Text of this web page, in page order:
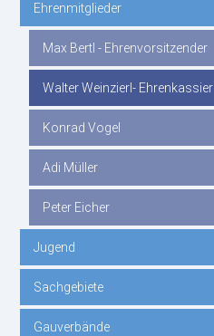
überspringen
Ehrenmitglieder
Max Bertl - Ehrenvorsitzender
Walter Weinzierl- Ehrenkassier
Konrad Vogel
Adi Müller
Peter Eicher
Jugend
Sachgebiete
Gauverbände